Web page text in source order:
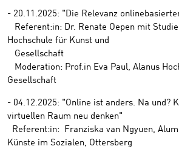
- 20.11.2025: "Die Relevanz
Referent:in: Dr. Renate Oepen mit
Hochschule für Kunst und
Gesellschaft
Moderation: Prof.in Eva Paul, Alanus
Gesellschaft
- 04.12.2025: "Online ist anders. Na und?
virtuellen Raum neu denken"
Referent:in: Franziska van Ngyuen,
Künste im Sozialen, Ottersberg